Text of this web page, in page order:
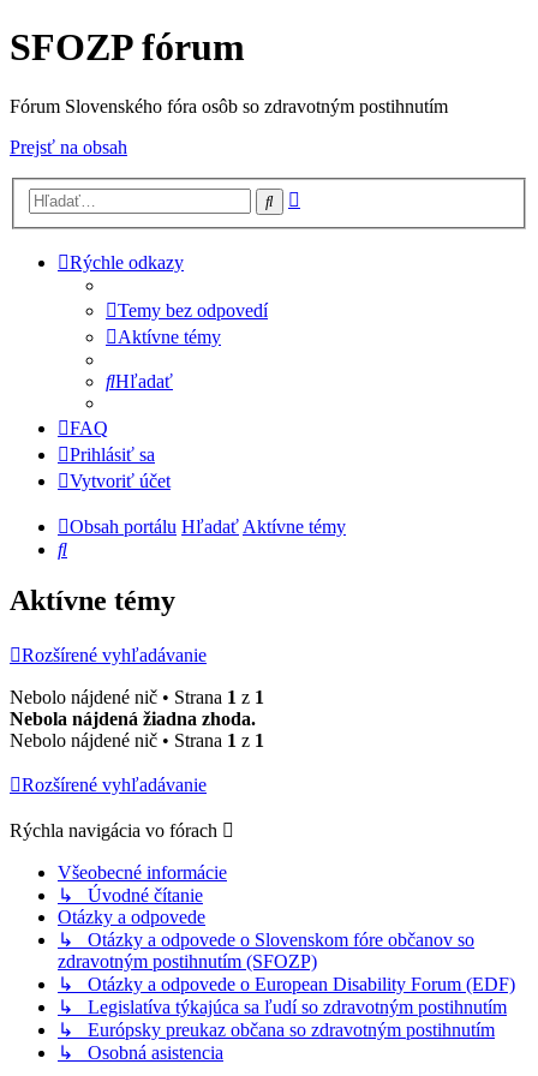
SFOZP fórum
Fórum Slovenského fóra osôb so zdravotným postihnutím
Prejsť na obsah
Hľadať
Rýchle odkazy
Temy bez odpovedí
Aktívne témy
Hľadať
FAQ
Prihlásiť sa
Vytvoriť účet
Obsah portálu HľadaťAktívne témy
Hľadať
Aktívne témy
Rozšírené vyhľadávanie
Nebolo nájdené nič • Strana 1 z 1
Nebola nájdená žiadna zhoda.
Nebolo nájdené nič • Strana 1 z 1
Rozšírené vyhľadávanie
Rýchla navigácia vo fórach
Všeobecné informácie
↳ Úvodné čítanie
Otázky a odpovede
↳ Otázky a odpovede o Slovenskom fóre občanov so
zdravotným postihnutím (SFOZP)
↳ Otázky a odpovede o European Disability Forum (EDF)
↳ Legislatíva týkajúca sa ľudí so zdravotným postihnutím
↳ Európsky preukaz občana so zdravotným postihnutím
↳ Osobná asistencia